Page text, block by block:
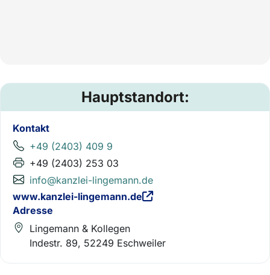
Hauptstandort:
Kontakt
+49 (2403) 409 9
+49 (2403) 253 03
info@kanzlei-lingemann.de
www.kanzlei-lingemann.de
Adresse
Lingemann & Kollegen
Indestr. 89, 52249 Eschweiler